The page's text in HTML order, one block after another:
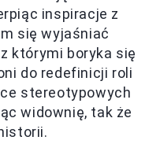
inspiracje z
się wyjaśniać
którymi boryka się
do redefinicji roli
stereotypowych
widownię, tak że